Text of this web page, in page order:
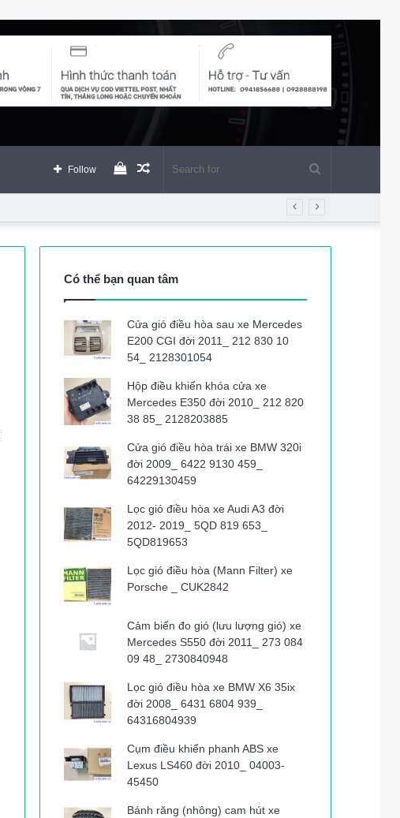
Random
View
Follow
Có thể bạn quan tâm
Cửa gió điều hòa sau xe Mercedes
E200 CGI đời 2011_ 212 830 10
54_ 2128301054
Hộp điều khiển khóa cửa xe
Mercedes E350 đời 2010_ 212 820
38 85_ 2128203885
Cửa gió điều hòa trái xe BMW 320i
đời 2009_ 6422 9130 459_
64229130459
Lọc gió điều hòa xe Audi A3 đời
2012- 2019_ 5QD 819 653_
5QD819653
Lọc gió điều hòa (Mann Filter) xe
Porsche _ CUK2842
Cảm biến đo gió (lưu lượng gió) xe
Mercedes S550 đời 2011_ 273 084
09 48_ 2730840948
Lọc gió điều hòa xe BMW X6 35ix
đời 2008_ 6431 6804 939_
64316804939
Cụm điều khiển phanh ABS xe
Lexus LS460 đời 2010_ 04003-
45450
Bánh răng (nhông) cam hút xe